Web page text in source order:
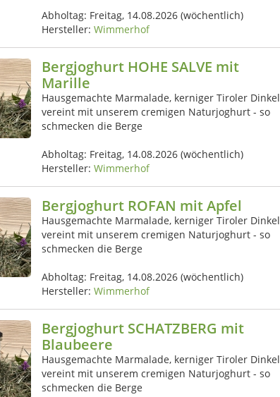
Abholtag: Freitag, 14.08.2026 (wöchentlich)
Hersteller: Wimmerhof
Bergjoghurt HOHE SALVE mit
Marille
Hausgemachte Marmalade, kerniger Tiroler Dinkel
vereint mit unserem cremigen Naturjoghurt - so
schmecken die Berge
Abholtag: Freitag, 14.08.2026 (wöchentlich)
Hersteller: Wimmerhof
Bergjoghurt ROFAN mit Apfel
Hausgemachte Marmalade, kerniger Tiroler Dinkel
vereint mit unserem cremigen Naturjoghurt - so
schmecken die Berge
Abholtag: Freitag, 14.08.2026 (wöchentlich)
Hersteller: Wimmerhof
Bergjoghurt SCHATZBERG mit
Blaubeere
Hausgemachte Marmalade, kerniger Tiroler Dinkel
vereint mit unserem cremigen Naturjoghurt - so
schmecken die Berge